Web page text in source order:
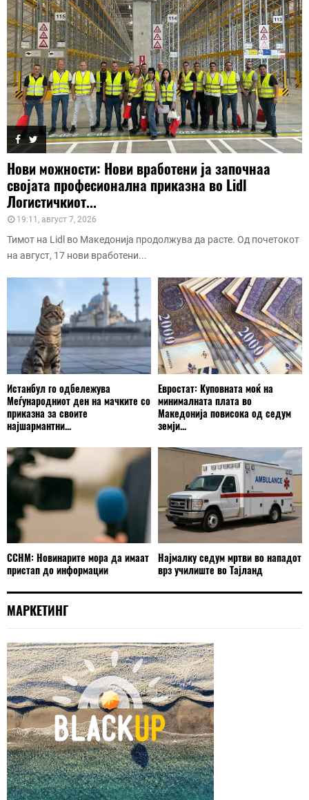
Нови можности: Нови вработени ја започнаа
својата професионална приказна во Lidl
Логистичкиот...
19:11, август 7, 2026
Тимот на Lidl во Македонија продолжува да расте. Од почетокот
на август, 17 нови вработени...
Истанбул го одбележува
Меѓународниот ден на мачките со
приказна за своите
најшармантни...
Евростат: Куповната моќ на
минималната плата во
Македонија повисока од седум
земји...
ССНМ: Новинарите мора да имаат
пристап до информации
Најмалку седум мртви во нападот
врз училиште во Тајланд
МАРКЕТИНГ